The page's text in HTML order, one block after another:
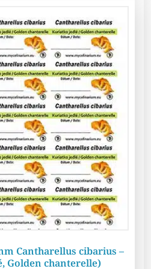
Cantharellus cibarius –
Golden chanterelle)